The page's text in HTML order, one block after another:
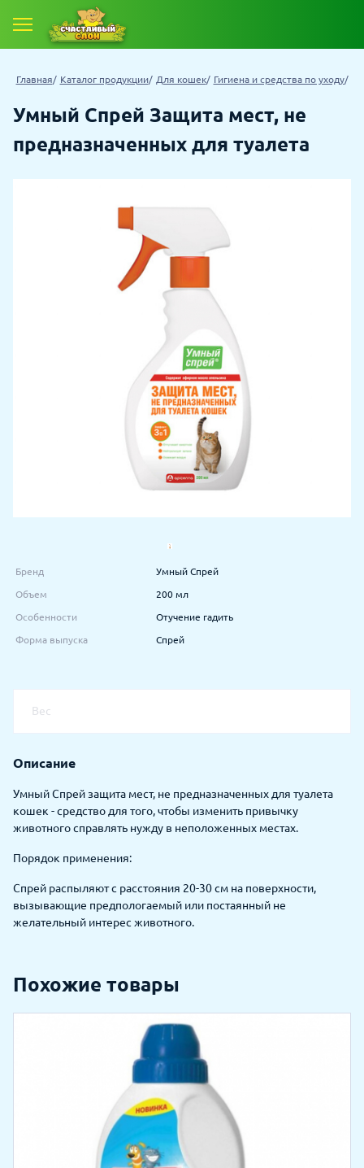
Главная Каталог продукции Для кошек Гигиена и средства по уходу
Умный Спрей Защита мест, не
предназначенных для туалета
Бренд Умный Спрей
Объем 200 мл
Особенности Отучение гадить
Форма выпуска Спрей
Вес
Описание
Умный Спрей защита мест, не предназначенных для туалета
кошек - средство для того, чтобы изменить привычку
животного справлять нужду в неположенных местах.
Порядок применения:
Спрей распыляют с расстояния 20-30 см на поверхности,
вызывающие предпологаемый или постаянный не
желательный интерес животного.
Похожие товары